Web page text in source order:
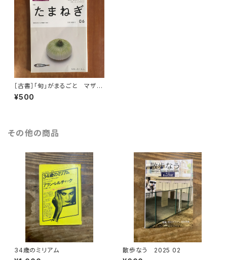
［古書］「旬」がまるごと マザー
フードマガジン 06
¥500
その他の商品
34歳のミリアム 散歩なう 2025 02